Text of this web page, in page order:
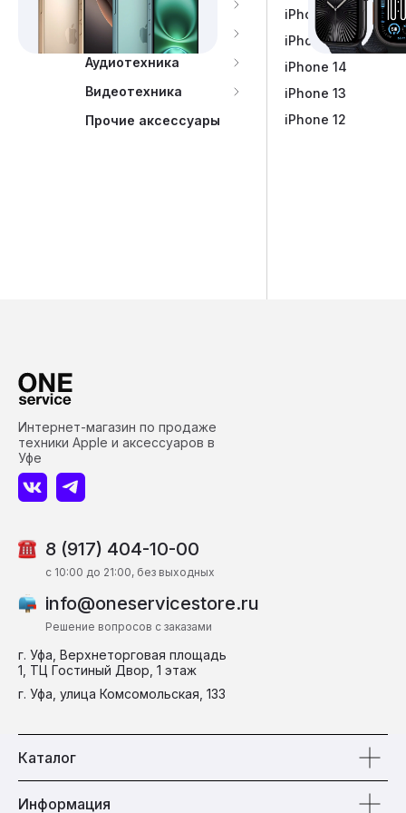
Dyson
PlayStation
Аудиотехника
Видеотехника
Прочие аксессуары
iPhone 15
iPhone 14 Plus
iPhone 14
iPhone 13
iPhone 12
Портативная
Наушники
8 (917) 404-10-00
г. Уфа, Верхнеторговая площадь
1, ТЦ Гостиный Двор, 1 этаж
г. Уфа, улица Комсомольская, 133
info@oneservicestore.ru
c 10:00 до 21:00, без выходных
Решение вопросов с заказами
Интернет-магазин по продаже
техники Apple и аксессуаров в
Уфе
Каталог
Информация